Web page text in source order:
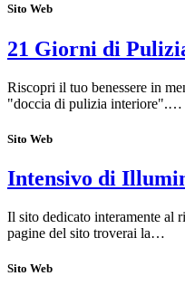
Sito Web
21 Giorni di
Riscopri il tuo benessere in
"doccia di pulizia interiore".…
Sito Web
Intensivo di
Il sito dedicato interamente al
pagine del sito troverai la…
Sito Web